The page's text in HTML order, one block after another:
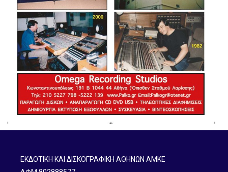
ΕΚΔΟΤΙΚΗ ΚΑΙ ΔΙΣΚΟΓΡΑΦΙΚΗ ΑΘΗΝΩΝ ΑΜΚΕ